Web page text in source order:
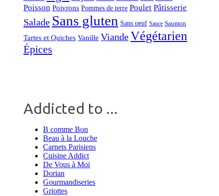
Poisson Poivrons Pommes de terre Poulet Pâtisserie
Salade Sans gluten Sans oeuf Sauce Saumon
Tartes et Quiches Vanille ViandeVégétarien
Épices
Addicted to ...
B comme Bon
Beau à la Louche
Carnets Parisiens
Cuisine Addict
De Vous à Moi
Dorian
Gourmandiseries
Griottes